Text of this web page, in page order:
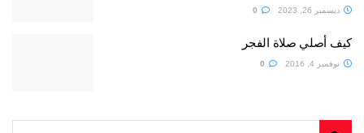
ديسمبر 26, 2023
كيف أصلي صلاة الفجر
نوفمبر 4, 2016